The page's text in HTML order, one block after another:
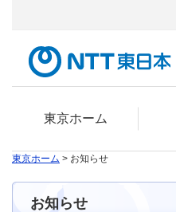
東京ホーム
東京ホーム > お知らせ
お知らせ